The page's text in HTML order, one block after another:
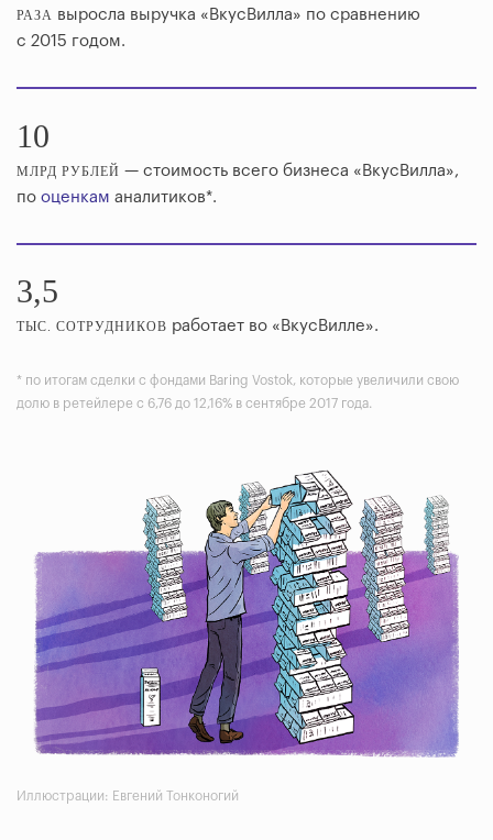
РАЗА выросла выручка «ВкусВилла» по сравнению
с 2015 годом.
10
МЛРД РУБЛЕЙ — стоимость всего бизнеса «ВкусВилла»,
по оценкам аналитиков*.
3,5
ТЫС. СОТРУДНИКОВ работает во «ВкусВилле».
* по итогам сделки с фондами Baring Vostok, которые увеличили свою
долю в ретейлере с 6,76 до 12,16% в сентябре 2017 года.
Иллюстрации: Евгений Тонконогий